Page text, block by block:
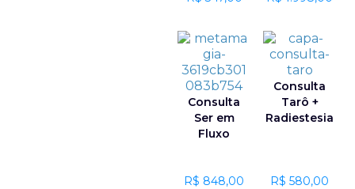
Consulta
Ser em
Fluxo
R$ 848,00
Consulta
Tarô +
Radiestesia
R$ 580,00